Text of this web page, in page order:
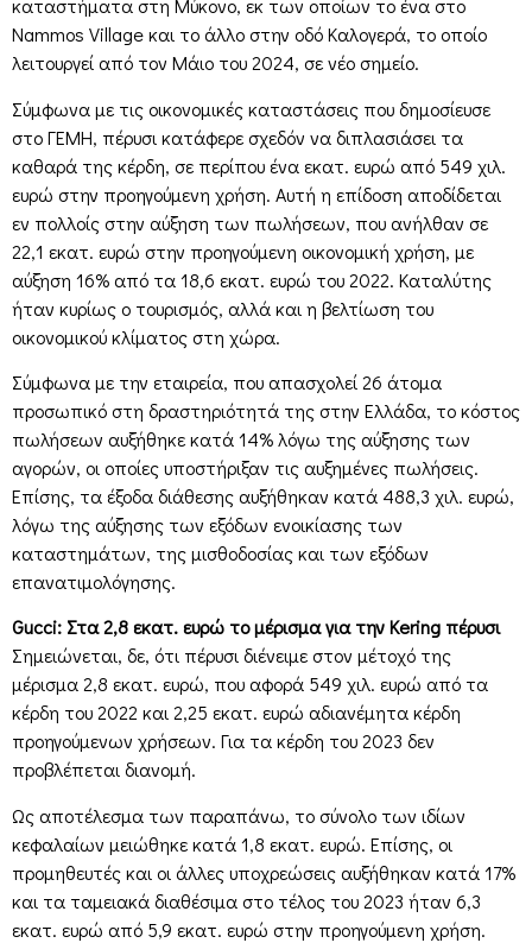
καταστήματα στη Μύκονο, εκ των οποίων το ένα στο
Nammos Village και το άλλο στην οδό Καλογερά, το οποίο
λειτουργεί από τον Μάιο του 2024, σε νέο σημείο.
Σύμφωνα με τις οικονομικές καταστάσεις που δημοσίευσε
στο ΓΕΜΗ, πέρυσι κατάφερε σχεδόν να διπλασιάσει τα
καθαρά της κέρδη, σε περίπου ένα εκατ. ευρώ από 549 χιλ.
ευρώ στην προηγούμενη χρήση. Αυτή η επίδοση αποδίδεται
εν πολλοίς στην αύξηση των πωλήσεων, που ανήλθαν σε
22,1 εκατ. ευρώ στην προηγούμενη οικονομική χρήση, με
αύξηση 16% από τα 18,6 εκατ. ευρώ του 2022. Καταλύτης
ήταν κυρίως ο τουρισμός, αλλά και η βελτίωση του
οικονομικού κλίματος στη χώρα.
Σύμφωνα με την εταιρεία, που απασχολεί 26 άτομα
προσωπικό στη δραστηριότητά της στην Ελλάδα, το κόστος
πωλήσεων αυξήθηκε κατά 14% λόγω της αύξησης των
αγορών, οι οποίες υποστήριξαν τις αυξημένες πωλήσεις.
Επίσης, τα έξοδα διάθεσης αυξήθηκαν κατά 488,3 χιλ. ευρώ,
λόγω της αύξησης των εξόδων ενοικίασης των
καταστημάτων, της μισθοδοσίας και των εξόδων
επανατιμολόγησης.
Gucci: Στα 2,8 εκατ. ευρώ το μέρισμα για την Kering πέρυσι
Σημειώνεται, δε, ότι πέρυσι διένειμε στον μέτοχό της
μέρισμα 2,8 εκατ. ευρώ, που αφορά 549 χιλ. ευρώ από τα
κέρδη του 2022 και 2,25 εκατ. ευρώ αδιανέμητα κέρδη
προηγούμενων χρήσεων. Για τα κέρδη του 2023 δεν
προβλέπεται διανομή.
Ως αποτέλεσμα των παραπάνω, το σύνολο των ιδίων
κεφαλαίων μειώθηκε κατά 1,8 εκατ. ευρώ. Επίσης, οι
προμηθευτές και οι άλλες υποχρεώσεις αυξήθηκαν κατά 17%
και τα ταμειακά διαθέσιμα στο τέλος του 2023 ήταν 6,3
εκατ. ευρώ από 5,9 εκατ. ευρώ στην προηγούμενη χρήση.